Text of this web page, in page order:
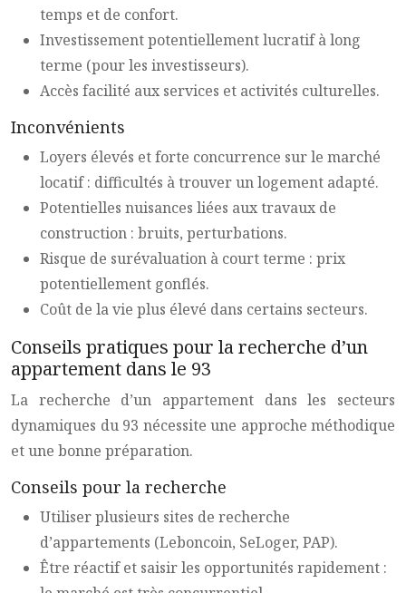
temps et de confort.
Investissement potentiellement lucratif à long
terme (pour les investisseurs).
Accès facilité aux services et activités culturelles.
Inconvénients
Loyers élevés et forte concurrence sur le marché
locatif : difficultés à trouver un logement adapté.
Potentielles nuisances liées aux travaux de
construction : bruits, perturbations.
Risque de surévaluation à court terme : prix
potentiellement gonflés.
Coût de la vie plus élevé dans certains secteurs.
Conseils pratiques pour la recherche d’un
appartement dans le 93
La recherche d’un appartement dans les secteurs
dynamiques du 93 nécessite une approche méthodique
et une bonne préparation.
Conseils pour la recherche
Utiliser plusieurs sites de recherche
d’appartements (Leboncoin, SeLoger, PAP).
Être réactif et saisir les opportunités rapidement :